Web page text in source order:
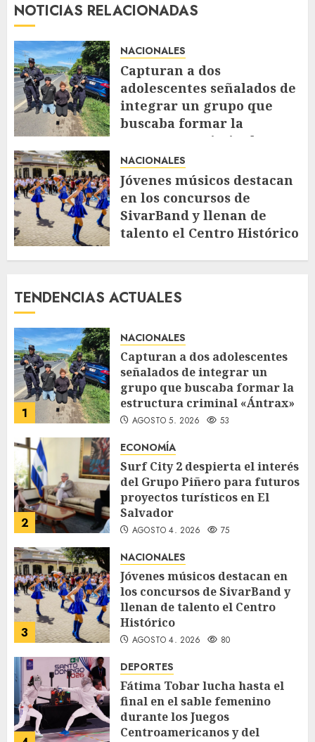
NOTICIAS RELACIONADAS
NACIONALES
Capturan a dos
adolescentes señalados de
integrar un grupo que
buscaba formar la
estructura criminal
«Ántrax»
AGOSTO 5, 2026 53
NACIONALES
Jóvenes músicos destacan
en los concursos de
SivarBand y llenan de
talento el Centro Histórico
TENDENCIAS ACTUALES
1
NACIONALES
Capturan a dos adolescentes
señalados de integrar un
grupo que buscaba formar la
estructura criminal «Ántrax»
AGOSTO 5, 2026 53
2
ECONOMÍA
Surf City 2 despierta el interés
del Grupo Piñero para futuros
proyectos turísticos en El
Salvador
AGOSTO 4, 2026 75
3
NACIONALES
Jóvenes músicos destacan en
los concursos de SivarBand y
llenan de talento el Centro
Histórico
AGOSTO 4, 2026 80
DEPORTES
Fátima Tobar lucha hasta el
final en el sable femenino
durante los Juegos
Centroamericanos y del